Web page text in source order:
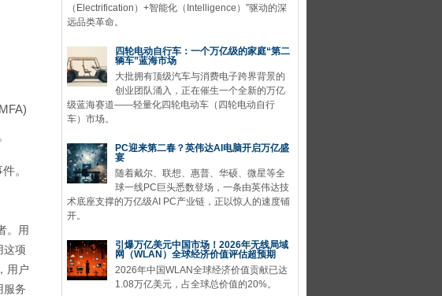
。
。用
这项
用户
服务
（Electrification）+智能化（Intelligence）”驱动的深
远品类革命。
四轮电动自行车：一个万亿级的家庭“第二
辆车”蓝海市场
大批拥有顶级汽车与消费电子跨界背景的
创业团队涌入，正在催生一个全新的万亿
级蓝海赛道——轻量化四轮电动车（四轮电动自行
车）市场。
PC迎来第二春？英伟达AI电脑开启万亿盛
宴
随着戴尔、联想、惠普、华硕、微星等全
球一线PC巨头悉数登场，一条由英伟达技
术底座支撑的万亿级AI PC产业链，正以惊人的速度铺
开。
引爆万亿美元中国市场！2026年无线局域
网（WLAN）全球经济价值评估超预期
2026年中国WLAN全球经济价值贡献已达
1.08万亿美元，占全球总价值的20%。